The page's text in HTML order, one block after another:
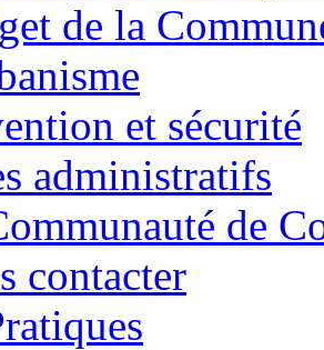
de la
et sécurité
administratifs
de
contacter